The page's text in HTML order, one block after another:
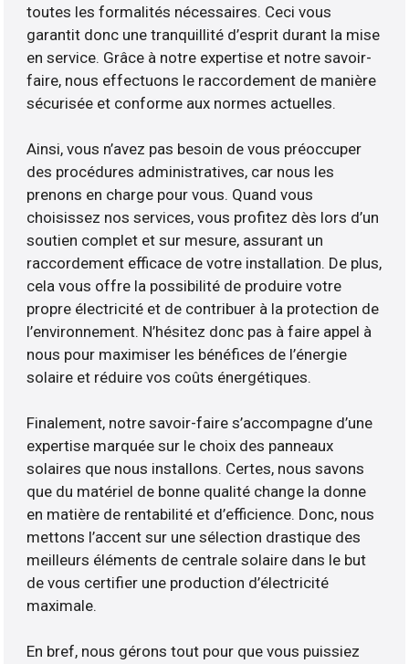
toutes les formalités nécessaires. Ceci vous
garantit donc une tranquillité d’esprit durant la mise
en service. Grâce à notre expertise et notre savoir-
faire, nous effectuons le raccordement de manière
sécurisée et conforme aux normes actuelles.
Ainsi, vous n’avez pas besoin de vous préoccuper
des procédures administratives, car nous les
prenons en charge pour vous. Quand vous
choisissez nos services, vous profitez dès lors d’un
soutien complet et sur mesure, assurant un
raccordement efficace de votre installation. De plus,
cela vous offre la possibilité de produire votre
propre électricité et de contribuer à la protection de
l’environnement. N’hésitez donc pas à faire appel à
nous pour maximiser les bénéfices de l’énergie
solaire et réduire vos coûts énergétiques.
Finalement, notre savoir-faire s’accompagne d’une
expertise marquée sur le choix des panneaux
solaires que nous installons. Certes, nous savons
que du matériel de bonne qualité change la donne
en matière de rentabilité et d’efficience. Donc, nous
mettons l’accent sur une sélection drastique des
meilleurs éléments de centrale solaire dans le but
de vous certifier une production d’électricité
maximale.
En bref, nous gérons tout pour que vous puissiez